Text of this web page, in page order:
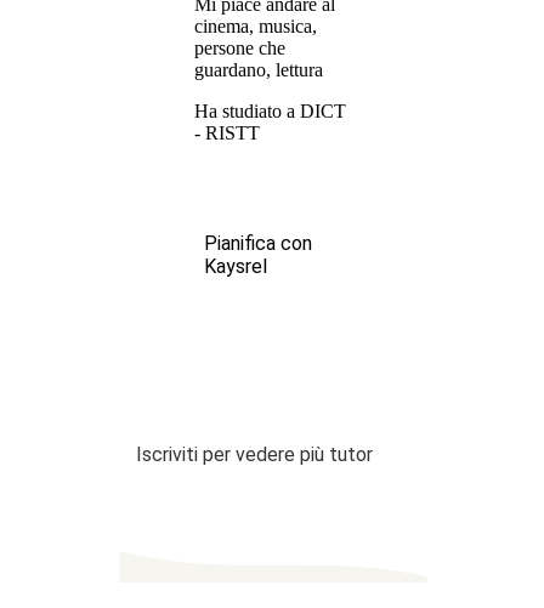
cinema, musica,
persone che
guardano, lettura
Ha studiato a DICT
- RISTT
Pianifica con
Kaysrel
Iscriviti per vedere più tutor